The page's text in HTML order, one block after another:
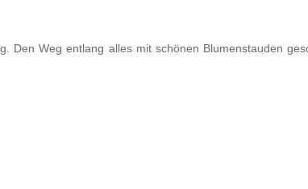
Den Weg entlang alles mit schönen Blumenstauden